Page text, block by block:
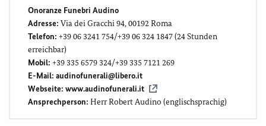
Onoranze Funebri Audino
Adresse: Via dei Gracchi 94, 00192 Roma
Telefon: +39 06 3241 754/+39 06 324 1847 (24 Stunden
erreichbar)
Mobil: +39 335 6579 324/+39 335 7121 269
E-Mail: audinofunerali@libero.it
Webseite: www.audinofunerali.it
Ansprechperson: Herr Robert Audino (englischsprachig)